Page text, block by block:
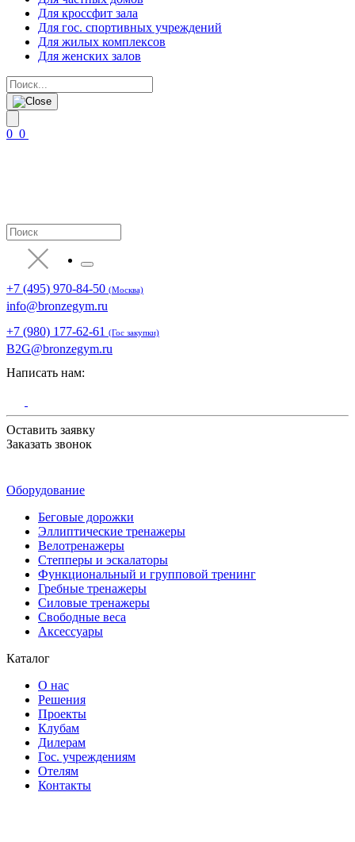
Для кроссфит зала
Для гос. спортивных учреждений
Для жилых комплексов
Для женских залов
0 0
+7 (495) 970-84-50 (Москва)
info@bronzegym.ru
+7 (980) 177-62-61 (Гос закупки)
B2G@bronzegym.ru
Написать нам:
Оставить заявку
Заказать звонок
Оборудование
Беговые дорожки
Эллиптические тренажеры
Велотренажеры
Степперы и эскалаторы
Функциональный и групповой тренинг
Гребные тренажеры
Силовые тренажеры
Свободные веса
Аксессуары
Каталог
О нас
Решения
Проекты
Клубам
Дилерам
Гос. учреждениям
Отелям
Контакты